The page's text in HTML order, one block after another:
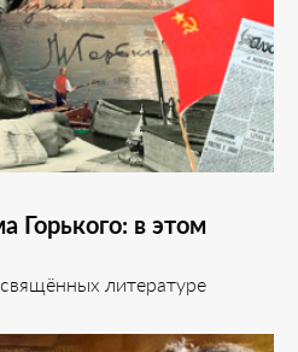
Горького: в этом
литературе